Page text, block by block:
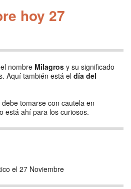
hoy 27
nombre Milagros y su significado
Aquí también está el día del
tomarse con cautela en
está ahí para los curiosos.
el 27 Noviembre